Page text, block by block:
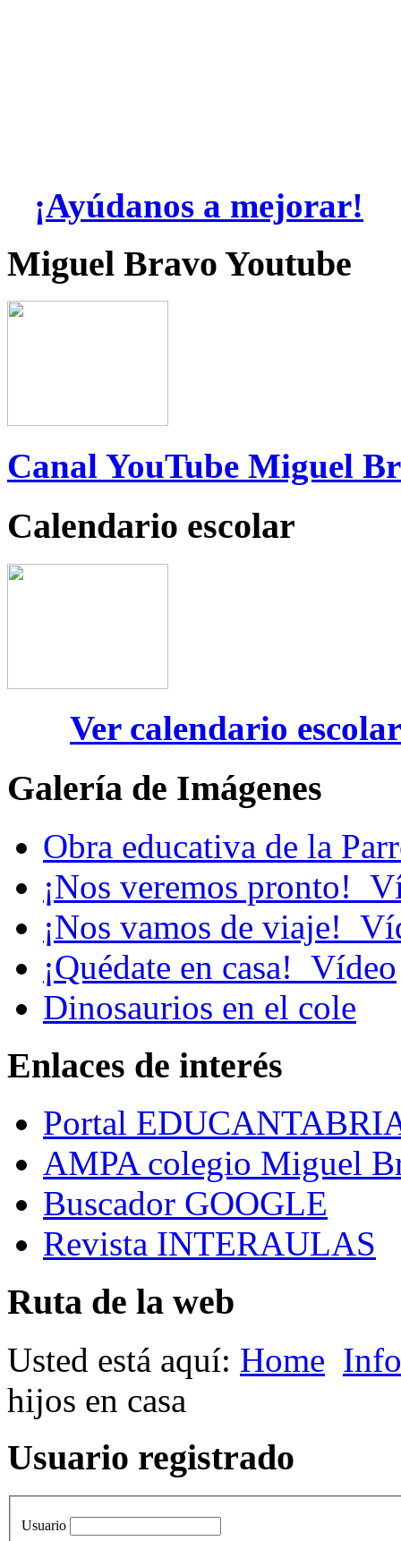
¡Ayúdanos a mejorar!
Miguel Bravo Youtube
Canal YouTube Miguel
Calendario escolar
Ver calendario escolar
Galería de Imágenes
Obra educativa de la
¡Nos veremos
¡Nos vamos de
¡Quédate en casa!_Vídeo
Dinosaurios en el cole
Enlaces de interés
Portal
AMPA colegio Miguel
Buscador GOOGLE
Revista INTERAULAS
Ruta de la web
Usted está aquí: Home
hijos en casa
Usuario registrado
Usuario